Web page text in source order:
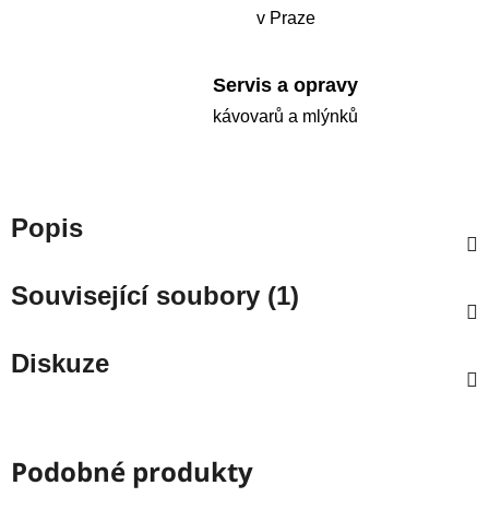
v Praze
Servis a opravy
kávovarů a mlýnků
Popis
Související soubory (1)
Diskuze
Podobné produkty